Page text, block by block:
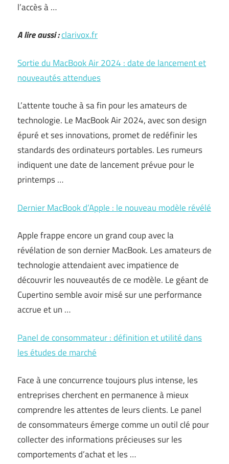
l’accès à …
A lire aussi :clarivox.fr
Sortie du MacBook Air 2024 : date de lancement et
nouveautés attendues
L’attente touche à sa fin pour les amateurs de
technologie. Le MacBook Air 2024, avec son design
épuré et ses innovations, promet de redéfinir les
standards des ordinateurs portables. Les rumeurs
indiquent une date de lancement prévue pour le
printemps …
Dernier MacBook d’Apple : le nouveau modèle révélé
Apple frappe encore un grand coup avec la
révélation de son dernier MacBook. Les amateurs de
technologie attendaient avec impatience de
découvrir les nouveautés de ce modèle. Le géant de
Cupertino semble avoir misé sur une performance
accrue et un …
Panel de consommateur : définition et utilité dans
les études de marché
Face à une concurrence toujours plus intense, les
entreprises cherchent en permanence à mieux
comprendre les attentes de leurs clients. Le panel
de consommateurs émerge comme un outil clé pour
collecter des informations précieuses sur les
comportements d’achat et les …